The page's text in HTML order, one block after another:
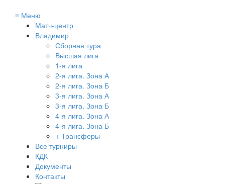
≡ Меню
Матч-центр
Владимир
Сборная тура
Высшая лига
1-я лига
2-я лига. Зона А
2-я лига. Зона Б
3-я лига. Зона А
3-я лига. Зона Б
4-я лига. Зона А
4-я лига. Зона Б
+ Трансферы
Все турниры
КДК
Документы
Контакты